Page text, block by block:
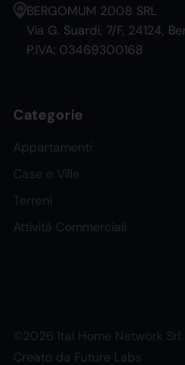
BERGOMUM 2008 SRL
Via G. Suardi, 7/F, 24124,
P.IVA: 03469300168
Categorie
Appartamenti
Case e Ville
Terreni
Attività Commerciali
©2026 Ital Home Network
Creato da Future Labs